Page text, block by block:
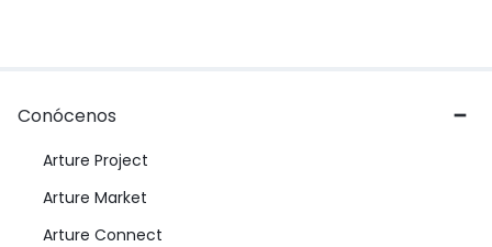
Conócenos
Arture Project
Arture Market
Arture Connect